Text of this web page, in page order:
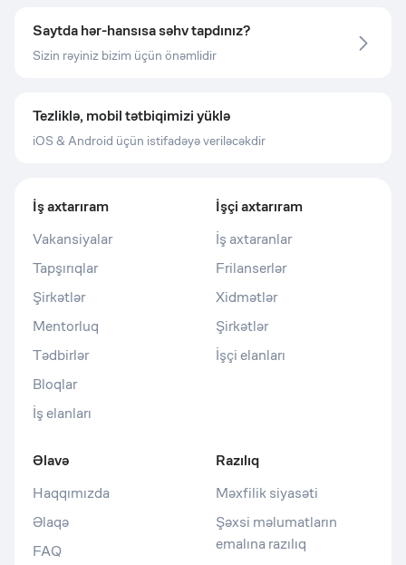
Saytda hər-hansısa səhv tapdınız?
Sizin rəyiniz bizim üçün önəmlidir
Tezliklə, mobil tətbiqimizi yüklə
iOS & Android üçün istifadəyə veriləcəkdir
İş axtarıram
Vakansiyalar
Tapşırıqlar
Şirkətlər
Mentorluq
Tədbirlər
Bloqlar
İş elanları
İşçi axtarıram
İş axtaranlar
Frilanserlər
Xidmətlər
Şirkətlər
İşçi elanları
Əlavə
Haqqımızda
Əlaqə
FAQ
Razılıq
Məxfilik siyasəti
Şəxsi məlumatların
emalına razılıq